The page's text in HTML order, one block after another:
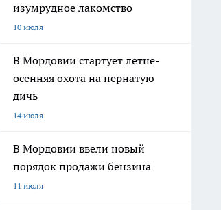
изумрудное лакомство
10 июля
В Мордовии стартует летне-
осенняя охота на пернатую
дичь
14 июля
В Мордовии ввели новый
порядок продажи бензина
11 июля